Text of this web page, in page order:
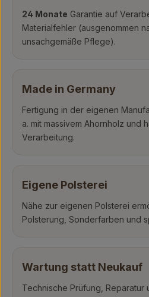
24 Monate Garantie auf
Materialfehler (ausgenommen
unsachgemäße Pflege).
Made in Germany
Fertigung in der eigenen
a. mit massivem Ahornholz und
Verarbeitung.
Eigene Polsterei
Nähe zur eigenen Polsterei
Polsterung, Sonderfarben und
Wartung statt Neukauf
Technische Prüfung, Reparatur